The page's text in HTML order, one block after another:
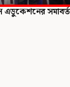
এডুকেশনের